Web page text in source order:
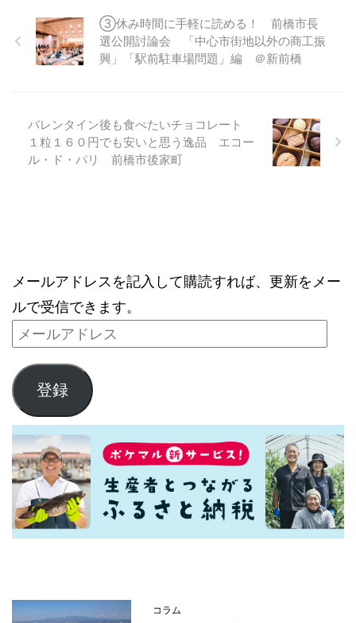
③休み時間に手軽に読める！ 前橋市長
選公開討論会 「中心市街地以外の商工振
興」「駅前駐車場問題」編 ＠新前橋
バレンタイン後も食べたいチョコレート
１粒１６０円でも安いと思う逸品 エコー
ル・ド・パリ 前橋市後家町
メールアドレスを記入して購読すれば、更新をメー
ルで受信できます。
登録
コラム